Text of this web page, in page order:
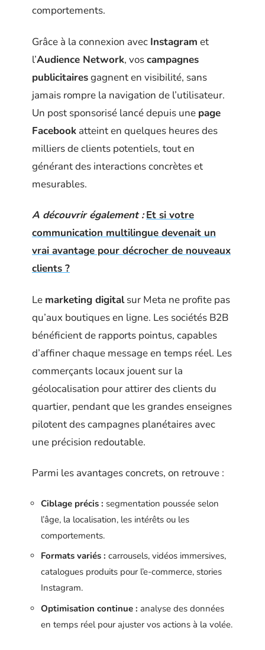
comportements.
Grâce à la connexion avec Instagram et
l’Audience Network, voscampagnes
publicitairesgagnent en visibilité, sans
jamais rompre la navigation de l’utilisateur.
Un post sponsorisé lancé depuis une page
Facebook atteint en quelques heures des
milliers de clients potentiels, tout en
générant des interactions concrètes et
mesurables.
A découvrir également : Et si votre
communication multilingue devenait un
vrai avantage pour décrocher de nouveaux
clients ?
Le marketing digitalsur Meta ne profite pas
qu’aux boutiques en ligne. Les sociétés B2B
bénéficient de rapports pointus, capables
d’affiner chaque message en temps réel. Les
commerçants locaux jouent sur la
géolocalisation pour attirer des clients du
quartier, pendant que les grandes enseignes
pilotent des campagnes planétaires avec
une précision redoutable.
Parmi les avantages concrets, on retrouve :
Ciblage précis : segmentation poussée selon
l’âge, la localisation, les intérêts ou les
comportements.
Formats variés : carrousels, vidéos immersives,
catalogues produits pour l’e-commerce, stories
Instagram.
Optimisation continue : analyse des données
en temps réel pour ajuster vos actions à la volée.